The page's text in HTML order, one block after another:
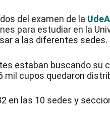
del examen de la UdeA
para estudiar en la
a las diferentes sedes.
estaban buscando su
mil cupos quedaron
en las 10 sedes y